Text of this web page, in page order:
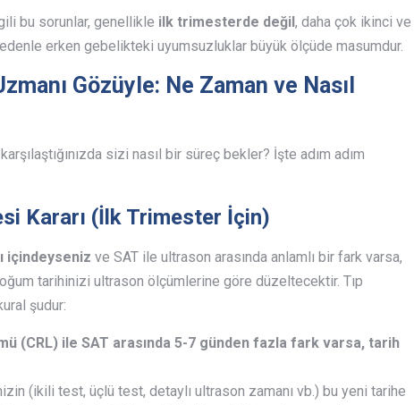
bu sorunlar, genellikle ilk trimesterde değil, daha çok ikinci ve
erken gebelikteki uyumsuzluklar büyük ölçüde masumdur.
Gözüyle: Ne Zaman ve Nasıl
sizi nasıl bir süreç bekler? İşte adım adım
Kararı (İlk Trimester İçin)
içindeyseniz ve SAT ile ultrason arasında anlamlı bir fark varsa,
tarihinizi ultrason ölçümlerine göre düzeltecektir. Tıp
şudur:
(CRL) ile SAT arasında 5-7 günden fazla fark varsa, tarih
(ikili test, üçlü test, detaylı ultrason zamanı vb.) bu yeni tarihe